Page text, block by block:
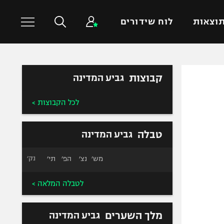
תוצאות לוח שידורים
כדורסל עולמי ענפים נוספים
כדורעף
שחייה
ספורט אולימפי
UFC
היאבקות WWE
קבוצות גביע המדינה
לכל הקבוצות >
טבלה גביע המדינה
מש׳ נצ׳ הפ׳ תי׳ נק׳
לטבלה המלאה >
מלך השערים גביע המדינה